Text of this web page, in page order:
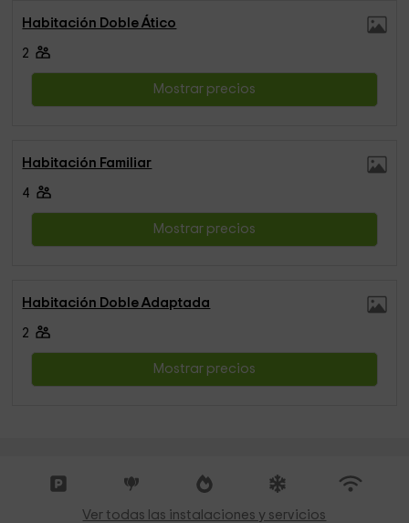
Habitación Doble Ático
2
Mostrar precios
Habitación Familiar
4
Mostrar precios
Habitación Doble Adaptada
2
Mostrar precios
Ver todas las instalaciones y servicios